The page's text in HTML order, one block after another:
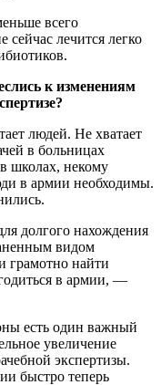
всего
сейчас лечится легко
к изменениям
людей. Не хватает
в больницах
школах, некому
в армии необходимы.
долгого нахождения
видом
грамотно найти
в армии, —
есть один важный
увеличение
экспертизы.
быстро теперь